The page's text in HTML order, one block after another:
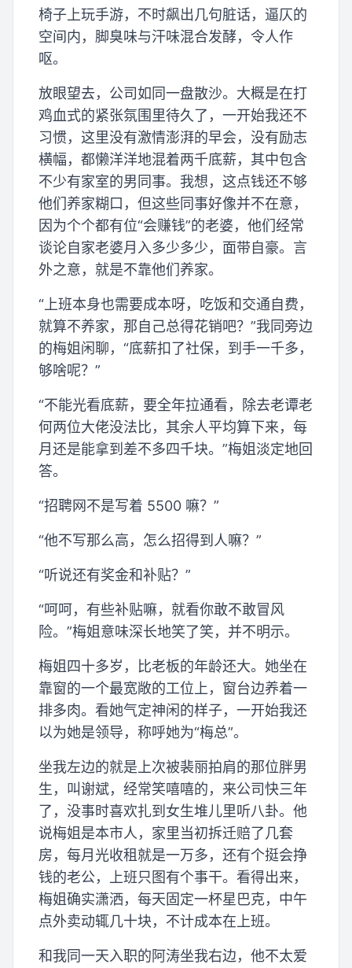
椅子上玩手游，不时飙出几句脏话，逼仄的
空间内，脚臭味与汗味混合发酵，令人作
呕。
放眼望去，公司如同一盘散沙。大概是在打
鸡血式的紧张氛围里待久了，一开始我还不
习惯，这里没有激情澎湃的早会，没有励志
横幅，都懒洋洋地混着两千底薪，其中包含
不少有家室的男同事。我想，这点钱还不够
他们养家糊口，但这些同事好像并不在意，
因为个个都有位“会赚钱”的老婆，他们经常
谈论自家老婆月入多少多少，面带自豪。言
外之意，就是不靠他们养家。
“上班本身也需要成本呀，吃饭和交通自费，
就算不养家，那自己总得花销吧？”我同旁边
的梅姐闲聊，“底薪扣了社保，到手一千多，
够啥呢？”
“不能光看底薪，要全年拉通看，除去老谭老
何两位大佬没法比，其余人平均算下来，每
月还是能拿到差不多四千块。”梅姐淡定地回
答。
“招聘网不是写着 5500 嘛？”
“他不写那么高，怎么招得到人嘛？”
“听说还有奖金和补贴？”
“呵呵，有些补贴嘛，就看你敢不敢冒风
险。”梅姐意味深长地笑了笑，并不明示。
梅姐四十多岁，比老板的年龄还大。她坐在
靠窗的一个最宽敞的工位上，窗台边养着一
排多肉。看她气定神闲的样子，一开始我还
以为她是领导，称呼她为“梅总”。
坐我左边的就是上次被裴丽拍肩的那位胖男
生，叫谢斌，经常笑嘻嘻的，来公司快三年
了，没事时喜欢扎到女生堆儿里听八卦。他
说梅姐是本市人，家里当初拆迁赔了几套
房，每月光收租就是一万多，还有个挺会挣
钱的老公，上班只图有个事干。看得出来，
梅姐确实潇洒，每天固定一杯星巴克，中午
点外卖动辄几十块，不计成本在上班。
和我同一天入职的阿涛坐我右边，他不太爱